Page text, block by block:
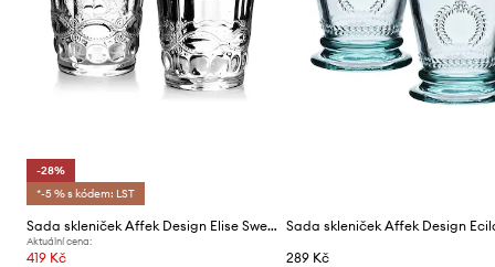
-28%
*-5 % s kódem: LST
Sada skleniček Affek Design Elise Sweet 300 ml
Aktuální cena:
419 Kč 289 Kč